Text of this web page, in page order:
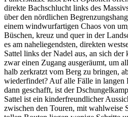
direkte Bachschlucht links des
über den nördlichen
einem windwurfartigen Chaos von
Büschen, kreuz und quer in der
es am naheliegendsten, direkten
Sattel links der Nadel aus, an sich
zwar einen Zugang ausgeräumt, um
halb zerkratzt vom Berg zu bringen,
wiederfindet? Auf alle Fälle in langen
dann geschafft, ist der
Sattel ist ein kinderfreundlicher
zwischen den Touren, mit wahlweise